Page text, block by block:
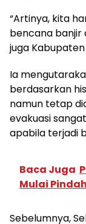
“Artinya, kita
bencana banjir
juga
Ia
berdasarkan
namun tetap
evakuasi
apabila terjadi
Baca Juga
Mulai
Sebelumnya,